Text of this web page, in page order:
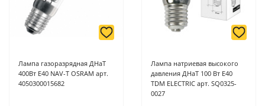
Лампа газоразрядная ДНаТ
400Вт E40 NAV-T OSRAM арт.
4050300015682
Лампа натриевая высокого
давления ДНаТ 100 Вт Е40
TDM ELECTRIC арт. SQ0325-
0027